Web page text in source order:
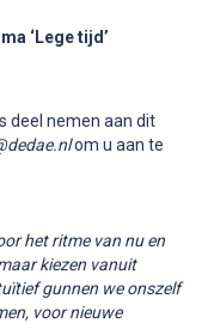
‘Lege tijd’
deel nemen aan dit
om u aan te
het ritme van nu en
kiezen vanuit
gunnen we onszelf
voor nieuwe